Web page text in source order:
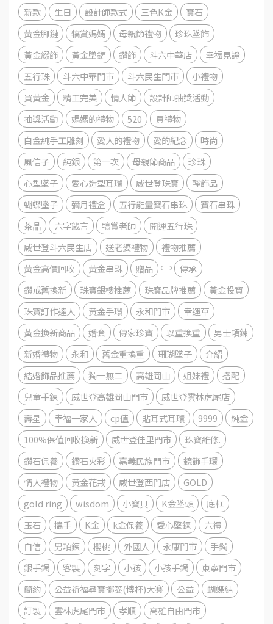
新款 生日 設計師款式 三色K金
寶石
黃金腳鏈
犒賞媽媽 母親節禮物
珍珠墜飾
黃金綴飾
黃金墜鏈 鑽飾 斗六中華店
幸福見證
五行珠
斗六中華門市 斗六民生門市
小禮物
買黃金
精工完美 情人節
設計師抽獎活動
抽獎活動
媽媽的禮物 520
買禮物
白金純手工雕刻
愛人的禮物 愛的紀念
時尚
風信子
純銀 第一次 母親節商品
珍珠
心型墜子
愛心造型耳環 威世登珠寶
輕飾品
蝴蝶墬子
彌月禮盒 五行能量寶石串珠
寶石串珠
茶晶
六字箴言 犒賞老師
開運五行珠
威世登斗六民生店
送老婆禮物
禮物推薦
黃金高價回收
黃金串珠 贈品
傳承
鑽戒舊換新
珠寶銀樓推薦 珠寶品牌推薦
黃金投資
珠寶訂作達人
黃金手環 永和門市
幸運草
黃金換新商品
婚套 傳家珍寶 以重換重
男士項鍊
新婚禮物
永和 舊金重換重 珊瑚墜子
介紹
結婚飾品推薦
獨一無二 高雄岡山 姐妹禮
搭配
兒童手鍊
威世登高雄岡山門市
威世登雲林虎尾店
壽星
幸福一家人 cp值 貼耳式耳環 9999
純金
100%保值回收換新
威世登佳里門市
珠寶維修.
鑽石保養
鑽石火彩 嘉義民族門市
鏡飾手環
情人禮物
黃金花戒 威世登西門店
GOLD
gold ring
wisdom 小寶貝 K金墜頭
底框
玉石
攜手 K金 k金保養 愛心墜鍊
六禮
自信
男項鍊 櫻桃 外國人 永康門市
手鐲
銀手鐲
客製 刻字 小孩 小孩手鐲
東寧門市
簡約
公益祈福尋寶擲筊(博杯)大賽 公益
蝴蝶結
訂製
雲林虎尾門市 孝順
高雄自由門市